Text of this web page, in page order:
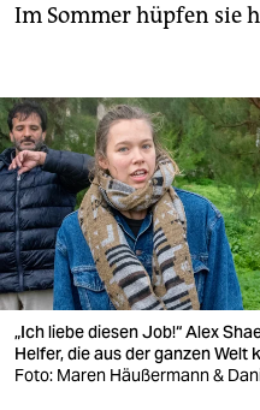
Im Sommer hüpfen sie
„Ich liebe diesen Job!“ Alex
Helfer, die aus der ganzen Welt
Foto: Maren Häußermann &